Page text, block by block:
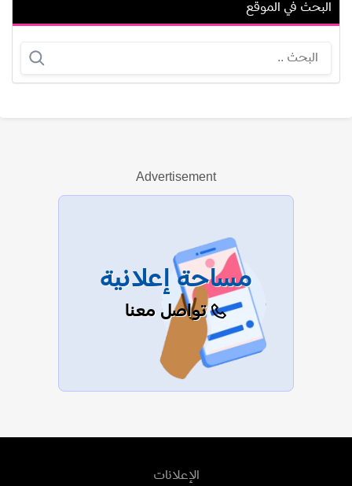
طلال مداح
عرض الكل
البحث في الموقع
Advertisement
مساحة إعلانية
تواصل معنا
الإعلانات